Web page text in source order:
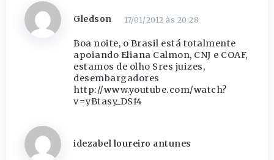
Gledson 17/01/2012 às 20:28
Boa noite, o Brasil está totalmente
apoiando Eliana Calmon, CNJ e COAF,
estamos de olho Sres juizes,
desembargadores
http://www.youtube.com/watch?
v=yBtasy_DSf4
idezabel loureiro antunes